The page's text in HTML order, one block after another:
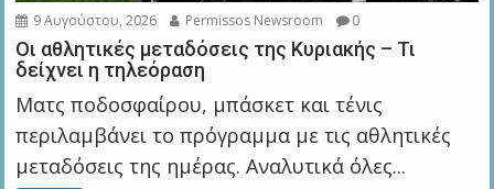
9 Αυγούστου, 2026 Permissos Newsroom 0
Οι αθλητικές μεταδόσεις της Κυριακής – Τι
δείχνει η τηλεόραση
Ματς ποδοσφαίρου, μπάσκετ και τένις
περιλαμβάνει το πρόγραμμα με τις αθλητικές
μεταδόσεις της ημέρας. Αναλυτικά όλες...